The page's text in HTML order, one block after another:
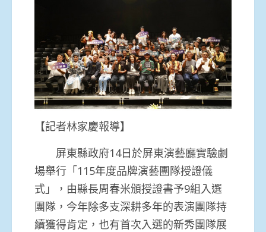
【記者林家慶報導】
屏東縣政府14日於屏東演藝廳實驗劇
場舉行「115年度品牌演藝團隊授證儀
式」，由縣長周春米頒授證書予9組入選
團隊，今年除多支深耕多年的表演團隊持
續獲得肯定，也有首次入選的新秀團隊展